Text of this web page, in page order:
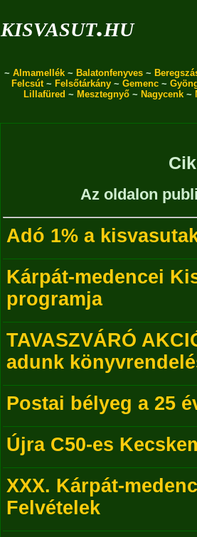
kisvasut.hu
~ Almamellék ~ Balatonfenyves ~
Felcsút~ Felsőtárkány ~ Gemenc ~
Lillafüred ~ Mesztegnyő~ Nagycenk~
Az oldalon
Adó 1% a
Kárpát-medencei
programja
TAVASZVÁRÓ
adunk
Postai bélyeg a 25
Újra C50-es
XXX. Kárpát-
Felvételek